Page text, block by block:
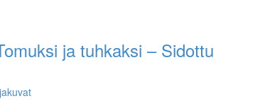
ja tuhkaksi – Sidottu